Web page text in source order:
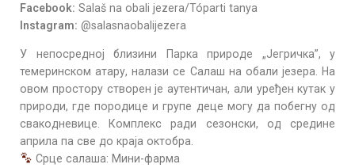
Facebook: Salaš na obali jezera/Tóparti tanya
Instagram: @salasnaobalijezera
​У непосредној близини Парка природе „Јегричка”, у
темеринском атару, налази се Салаш на обали језера. На
овом простору створен је аутентичан, али уређен кутак у
природи, где породице и групе деце могу да побегну од
свакодневице. Комплекс ради сезонски, од средине
априла па све до краја октобра.
Срце салаша: Мини-фармa